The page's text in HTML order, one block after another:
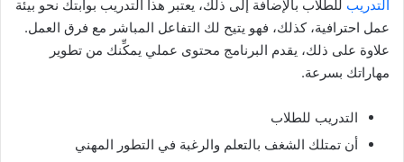
التدريب للطلاب بالإضافة إلى ذلك، يعتبر هذا التدريب بوابتك نحو بيئة
عمل احترافية، كذلك، فهو يتيح لك التفاعل المباشر مع فرق العمل.
علاوة على ذلك، يقدم البرنامج محتوى عملي يمكِّنك من تطوير
مهاراتك بسرعة.
التدريب للطلاب
أن تمتلك الشغف بالتعلم والرغبة في التطور المهني